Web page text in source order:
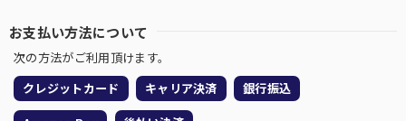
お支払い方法について
次の方法がご利用頂けます。
クレジットカード キャリア決済 銀行振込